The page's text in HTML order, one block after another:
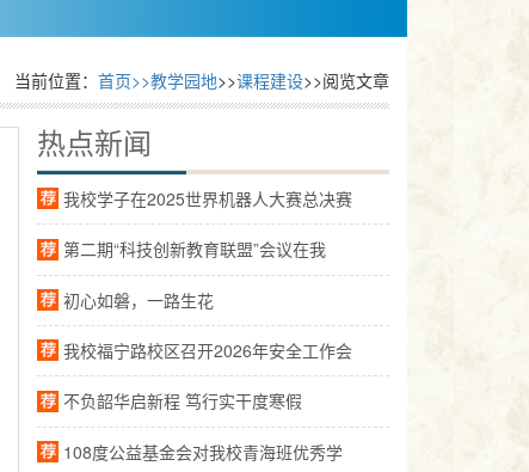
当前位置： 首页>>教学园地>>课程建设>>阅览文章
热点新闻
我校学子在2025世界机器人大赛总决赛
第二期“科技创新教育联盟”会议在我
初心如磐，一路生花
我校福宁路校区召开2026年安全工作会
不负韶华启新程 笃行实干度寒假
108度公益基金会对我校青海班优秀学